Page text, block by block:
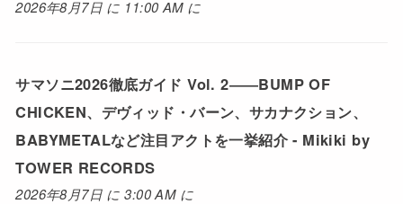
2026年8月7日 に 11:00 AM に
サマソニ2026徹底ガイド Vol. 2――BUMP OF
CHICKEN、デヴィッド・バーン、サカナクション、
BABYMETALなど注目アクトを一挙紹介 - Mikiki by
TOWER RECORDS
2026年8月7日 に 3:00 AM に